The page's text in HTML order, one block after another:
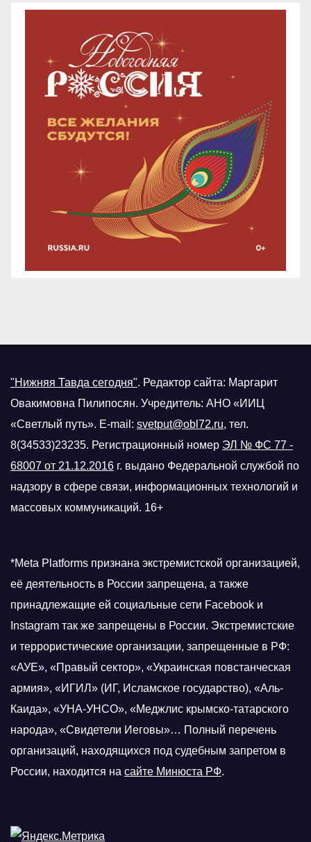
"Нижняя Тавда сегодня". Редактор сайта: Маргарит
Овакимовна Пилипосян. Учредитель: АНО «ИИЦ
«Светлый путь». E-mail: svetput@obl72.ru, тел.
8(34533)23235. Регистрационный номер ЭЛ № ФС 77 -
68007 от 21.12.2016 г. выдано Федеральной службой по
надзору в сфере связи, информационных технологий и
массовых коммуникаций. 16+
*Meta Platforms признана экстремистской организацией,
её деятельность в России запрещена, а также
принадлежащие ей социальные сети Facebook и
Instagram так же запрещены в России. Экстремистские
и террористические организации, запрещенные в РФ:
«АУЕ», «Правый сектор», «Украинская повстанческая
армия», «ИГИЛ» (ИГ, Исламское государство), «Аль-
Каида», «УНА-УНСО», «Меджлис крымско-татарского
народа», «Свидетели Иеговы»… Полный перечень
организаций, находящихся под судебным запретом в
России, находится на сайте Минюста РФ.